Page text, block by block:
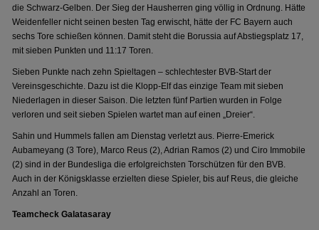
die Schwarz-Gelben. Der Sieg der Hausherren ging völlig in Ordnung. Hätte
Weidenfeller nicht seinen besten Tag erwischt, hätte der FC Bayern auch
sechs Tore schießen können. Damit steht die Borussia auf Abstiegsplatz 17,
mit sieben Punkten und 11:17 Toren.
Sieben Punkte nach zehn Spieltagen – schlechtester BVB-Start der
Vereinsgeschichte. Dazu ist die Klopp-Elf das einzige Team mit sieben
Niederlagen in dieser Saison. Die letzten fünf Partien wurden in Folge
verloren und seit sieben Spielen wartet man auf einen „Dreier“.
Sahin und Hummels fallen am Dienstag verletzt aus. Pierre-Emerick
Aubameyang (3 Tore), Marco Reus (2), Adrian Ramos (2) und Ciro Immobile
(2) sind in der Bundesliga die erfolgreichsten Torschützen für den BVB.
Auch in der Königsklasse erzielten diese Spieler, bis auf Reus, die gleiche
Anzahl an Toren.
Teamcheck Galatasaray